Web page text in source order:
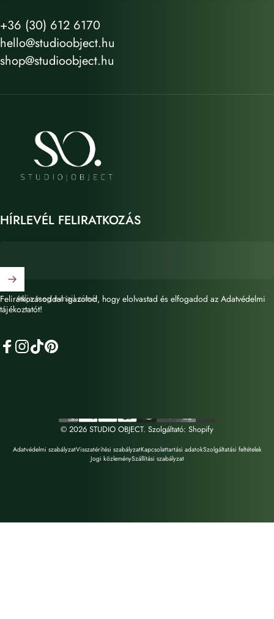
+36 (30) 612 6170
hello@studioobject.hu
shop@studioobject.hu
STUDIO OBJECT
HÍRLEVÉL FELIRATKOZÁS
Adja meg e-mail címét
Feliratkozásoddal igazolod, hogy elolvastad és elfogadod az Adatvédelmi
tájékoztatót!
© 2026 STUDIO OBJECT. Szolgáltató: Shopify
Adatvédelmi szabályzatVisszatérítési szabályzatKapcsolattartási adatokSzolgáltatási feltételek
Jogi közleménySzállítási szabályzat